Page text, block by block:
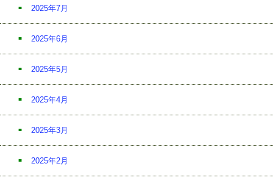
2025年7月
2025年6月
2025年5月
2025年4月
2025年3月
2025年2月